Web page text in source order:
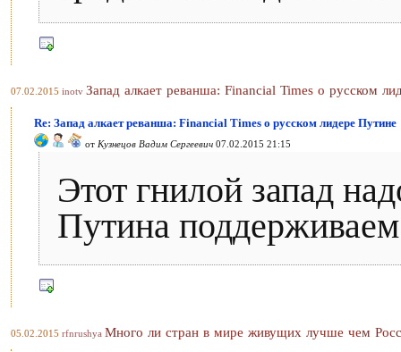
07.02.2015 inotv Запад алкает реванша: Financial Times о русском
Re: Запад алкает реванша: Financial Times о русском лидере Путине
от Кузнецов Вадим Сергеевич 07.02.2015 21:15
Этот гнилой запад
Путина
05.02.2015 rfnrushya Много ли стран в мире живущих лучше чем